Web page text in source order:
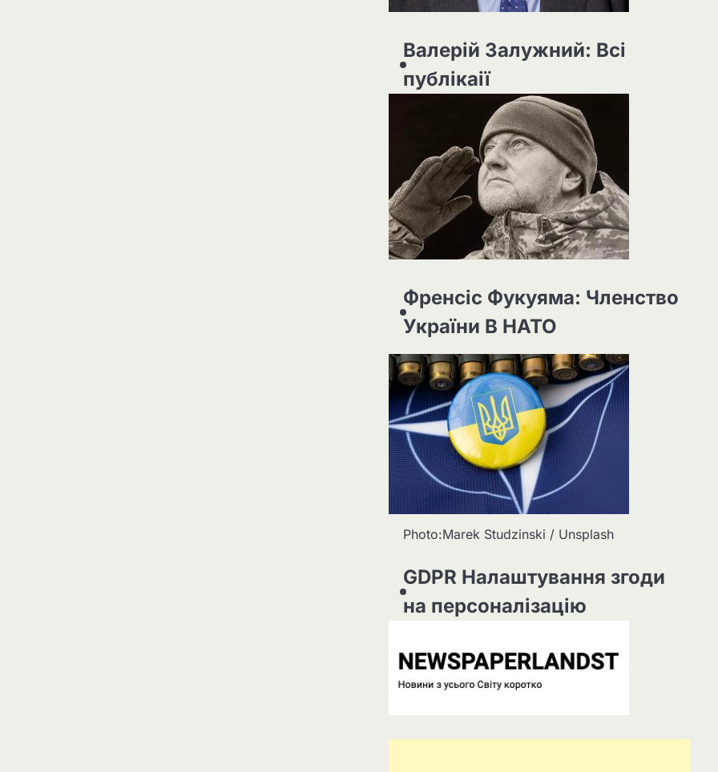
Валерій Залужний: Всі
публікаії
Френсіс Фукуяма: Членство
України В НАТО
Photo:Marek Studzinski / Unsplash
GDPR Налаштування згоди
на персоналізацію